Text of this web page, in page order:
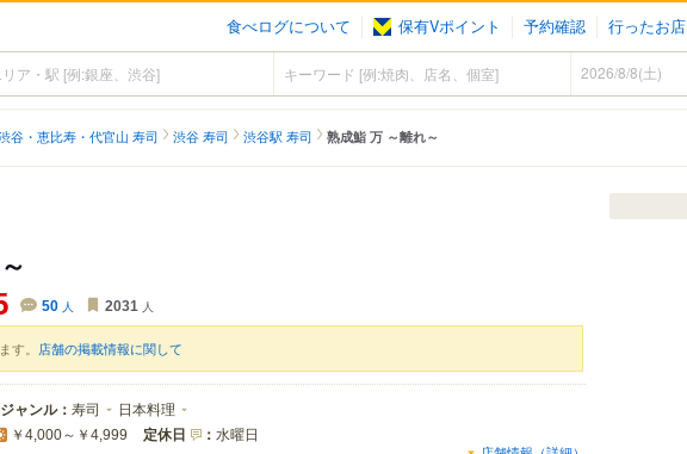
食べログについて 保有Vポイント 予約確認 行ったお店
谷・恵比寿・代官山 寿司 渋谷 寿司 渋谷駅 寿司 熟成鮨 万 ～離れ～
50 人 2031 人
す。 店舗の掲載情報に関して
ジャンル： 寿司 日本料理
￥4,000～￥4,999 定休日 ： 水曜日